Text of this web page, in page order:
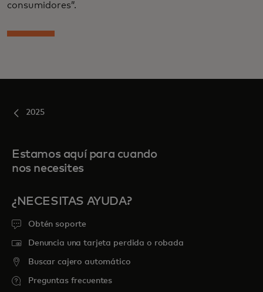
consumidores”.
2025
Estamos aquí para cuando
nos necesites
¿NECESITAS AYUDA?
Obtén soporte
Denuncia una tarjeta perdida o robada
Buscar cajero automático
Preguntas frecuentes